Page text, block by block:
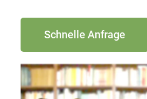
Schnelle Anfrage